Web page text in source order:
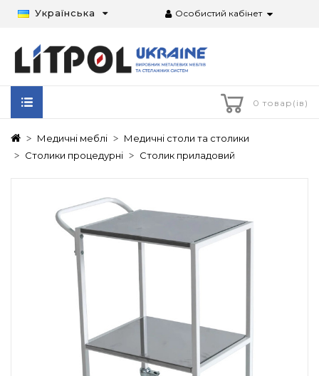
Українська Особистий кабінет
0 товар(ів)
Медичні меблі
Медичні столи та столики
Столики процедурні
Столик приладовий